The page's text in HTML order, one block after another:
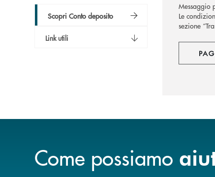
Scopri Conto deposito
Link utili
Messaggio
Le
sezione
Come possiamo